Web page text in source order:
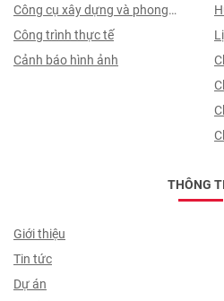
Công cụ xây dựng và phong
thuỷ
Công trình thực tế
Cảnh báo hình ảnh
THÔNG
Giới thiệu
Tin tức
Dự án